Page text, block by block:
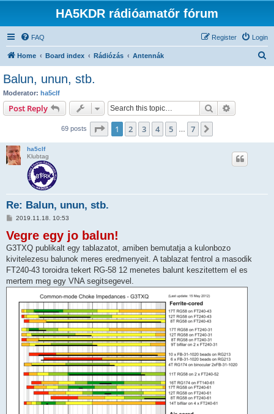
HA5KDR rádióamatőr fórum
FAQ Login
Register
Home Board index Rádiózás Antennák
Balun, unun, stb.
Moderator: ha5clf
Post Reply Search
69 posts Page 1of 7
1 2 3 4 5 7
ha5clf
Klubtag
Re: Balun, unun, stb.
P
s
t
2019.11.18. 10:53
Vegre egy jo balun!
G3TXQ publikalt egy tablazatot, amiben bemutatja a kulonbozo
kivitelezesu balunok meres eredmenyeit. A tablazat fentrol a masodik
FT240-43 toroidra tekert RG-58 12 menetes balunt keszitettem el es
mertem meg egy VNA segitsegevel.